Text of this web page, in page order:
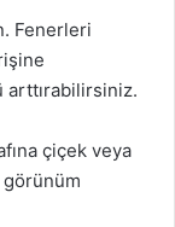
Fenerleri
arttırabilirsiniz.
çiçek veya